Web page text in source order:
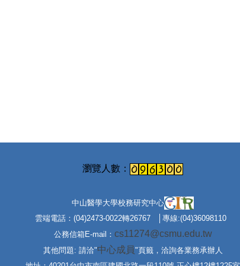
中山醫學大學校務研究中心
雲端電話：(04)2473-0022轉26767 │專線:(04)36098110
公務信箱E-mail： cs11274@csmu.edu.tw
其他問題: 請洽"中心成員"頁籤，洽詢各業務承辦人